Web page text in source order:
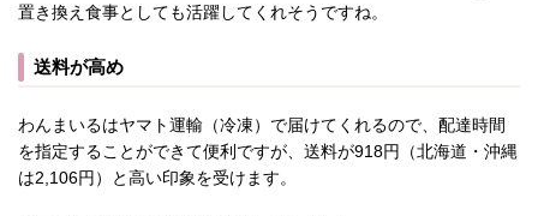
置き換え食事としても活躍してくれそうですね。
送料が高め
わんまいるはヤマト運輸（冷凍）で届けてくれるので、配達時間
を指定することができて便利ですが、送料が918円（北海道・沖縄
は2,106円）と高い印象を受けます。